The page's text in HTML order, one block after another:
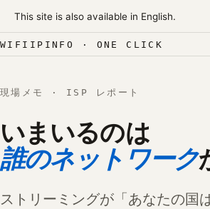
This site is also available in English.
コンテンツへスキップ
WIFIIPINFO · ONE CLICK
現場メモ · ISP レポート
いまいるのは
誰のネットワーク
ストリーミングが「あなたの国